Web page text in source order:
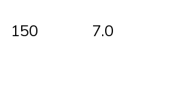
150 7.0